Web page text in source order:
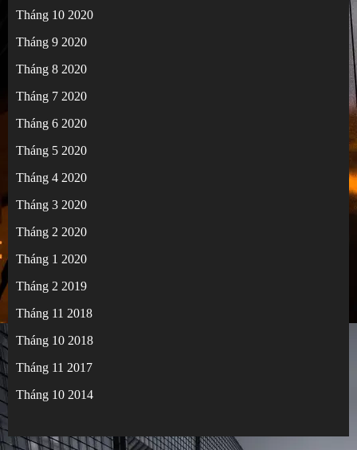
Tháng 10 2020
Tháng 9 2020
Tháng 8 2020
Tháng 7 2020
Tháng 6 2020
Tháng 5 2020
Tháng 4 2020
Tháng 3 2020
Tháng 2 2020
Tháng 1 2020
Tháng 2 2019
Tháng 11 2018
Tháng 10 2018
Tháng 11 2017
Tháng 10 2014